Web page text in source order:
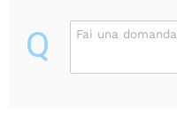
Q Fai una domanda